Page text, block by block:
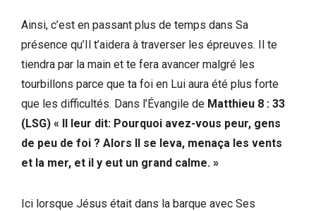
Ainsi, c’est en passant plus de temps dans Sa
présence qu’Il t’aidera à traverser les épreuves. Il te
tiendra par la main et te fera avancer malgré les
tourbillons parce que ta foi en Lui aura été plus forte
que les difficultés. Dans l’Évangile de Matthieu 8 : 33
(LSG) « Il leur dit: Pourquoi avez-vous peur, gens
de peu de foi ? Alors Il se leva, menaça les vents
et la mer, et il y eut un grand calme. »
Ici lorsque Jésus était dans la barque avec Ses